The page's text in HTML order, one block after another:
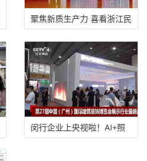
聚焦新质生产力 喜看浙江民
营企业的突围
闵行企业上央视啦！AI+照